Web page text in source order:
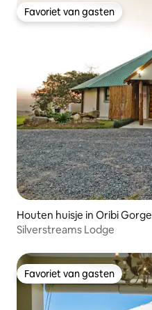
Favoriet van gasten
Favoriet van gasten
Houten huisje in Oribi Gorge
Silverstreams Lodge
Favoriet van gasten
Favoriet van gasten